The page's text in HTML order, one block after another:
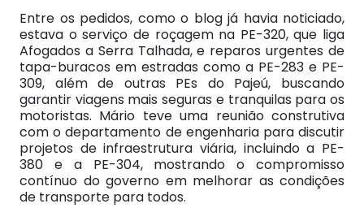
Entre os pedidos, como o blog já havia noticiado,
estava o serviço de roçagem na PE-320, que liga
Afogados a Serra Talhada, e reparos urgentes de
tapa-buracos em estradas como a PE-283 e PE-
309, além de outras PEs do Pajeú, buscando
garantir viagens mais seguras e tranquilas para os
motoristas. Mário teve uma reunião construtiva
com o departamento de engenharia para discutir
projetos de infraestrutura viária, incluindo a PE-
380 e a PE-304, mostrando o compromisso
contínuo do governo em melhorar as condições
de transporte para todos.